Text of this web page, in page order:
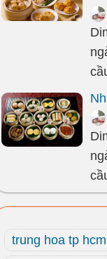
trung hoa tp hcm